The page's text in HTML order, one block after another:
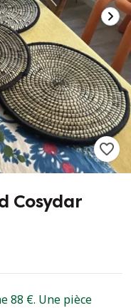
Cosydar
88 €. Une pièce